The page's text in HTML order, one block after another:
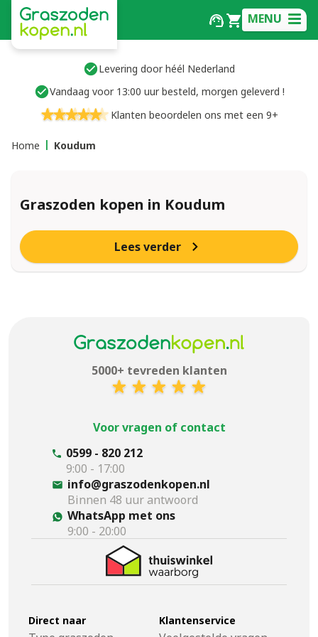
MENU
Levering door héél Nederland
Vandaag voor 13:00 uur besteld, morgen geleverd !
Klanten beoordelen ons met een 9+
Home Koudum
Graszoden kopen in Koudum
Lees verder
5000+ tevreden klanten
Voor vragen of contact
0599 - 820 212
9:00 - 17:00
info@graszodenkopen.nl
Binnen 48 uur antwoord
WhatsApp met ons
9:00 - 20:00
Direct naar Klantenservice